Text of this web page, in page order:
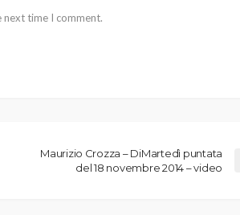
next time I comment.
Maurizio Crozza – DiMartedì puntata
del 18 novembre 2014 – video